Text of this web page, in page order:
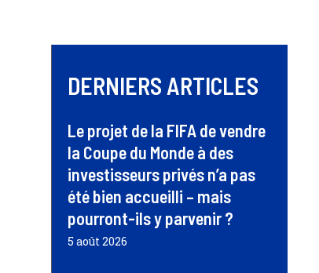
DERNIERS ARTICLES
Le projet de la FIFA de vendre
la Coupe du Monde à des
investisseurs privés n’a pas
été bien accueilli – mais
pourront-ils y parvenir ?
5 août 2026